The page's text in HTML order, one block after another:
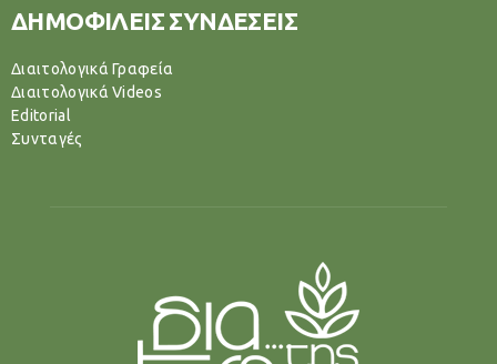
ΔΗΜΟΦΙΛΕΙΣ ΣΥΝΔΕΣΕΙΣ
Διαιτολογικά Γραφεία
Διαιτολογικά Videos
Editorial
Συνταγές